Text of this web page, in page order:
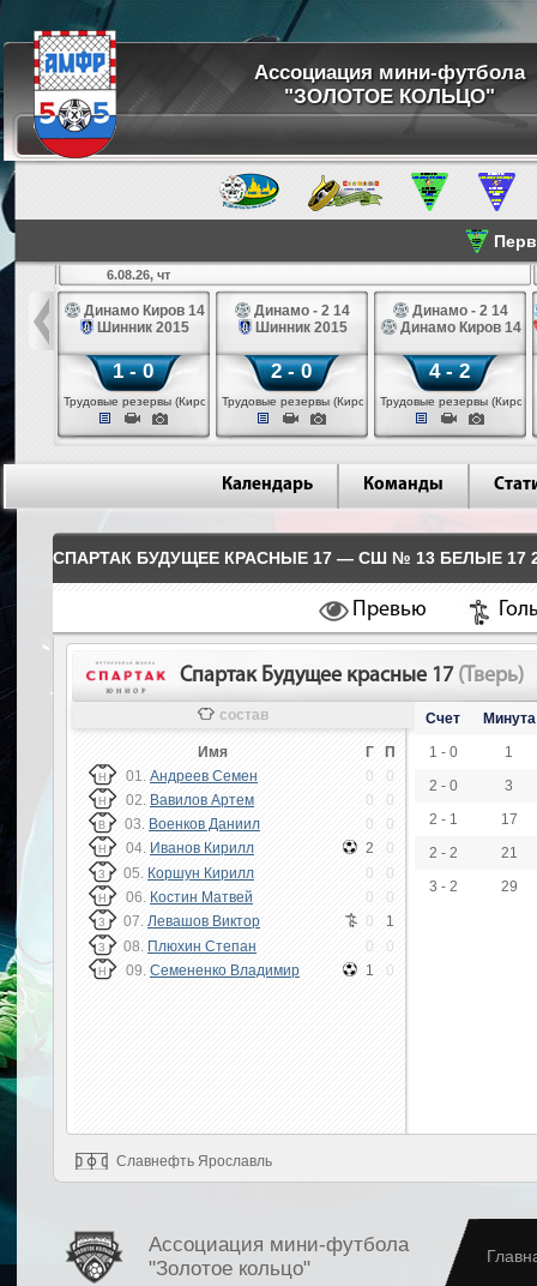
Ассоциация мини-футбола
"ЗОЛОТОЕ КОЛЬЦО"
14
6.08.26, чт
Динамо Киров 14
Шинник 2015
1 - 0
Трудовые резервы (Киров)
Динамо - 2 14
Шинник 2015
2 - 0
Трудовые резервы (Киров)
Динамо - 2 14
Динамо Киров 14
4 - 2
Трудовые резервы (Киров)
Календарь Команды
СПАРТАК БУДУЩЕЕ КРАСНЫЕ 17 — СШ № 13 БЕЛЫЕ 17
Превью
Спартак Будущее красные 17 (Тверь)
состав
Имя Г П
Н 01. Андреев Семен 0 0
Н 02. Вавилов Артем 0 0
В 03. Военков Даниил 0 0
Н 04. Иванов Кирилл 2 0
З 05. Коршун Кирилл 0 0
Н 06. Костин Матвей 0 0
З 07. Левашов Виктор 0 1
З 08. Плюхин Степан 0 0
Н 09. Семененко Владимир 1 0
Счет
Минута
1 - 0
1
2 - 0
3
2 - 1
17
2 - 2
21
3 - 2
29
Славнефть Ярославль
Ассоциация мини-футбола
"Золотое кольцо"